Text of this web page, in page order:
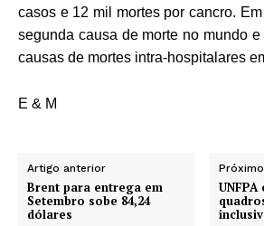
casos e 12 mil mortes por cancro.
segunda causa de morte no mundo
causas de mortes intra-hospitalares
E & M
Artigo anterior
Brent para entrega em
Setembro sobe 84,24
dólares